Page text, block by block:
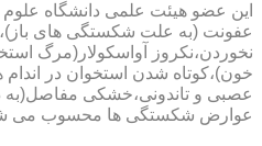
این عضو هیئت علمی دانشگاه علوم
عفونت (به علت شکستگی های
نخوردن،نکروز آواسکولار(مرگ
خون)،کوتاه شدن استخوان در اندام
عصبی و تاندونی،خشکی مفاصل(به
عوارض شکستگی ها محسوب می